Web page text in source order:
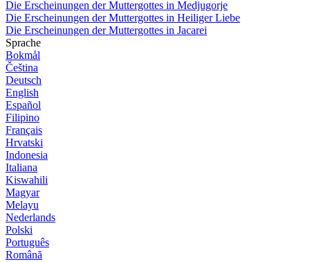
Die Erscheinungen der Muttergottes in Medjugorje
Die Erscheinungen der Muttergottes in Heiliger Liebe
Die Erscheinungen der Muttergottes in Jacarei
Sprache
Bokmål
Čeština
Deutsch
English
Español
Filipino
Français
Hrvatski
Indonesia
Italiana
Kiswahili
Magyar
Melayu
Nederlands
Polski
Português
Română